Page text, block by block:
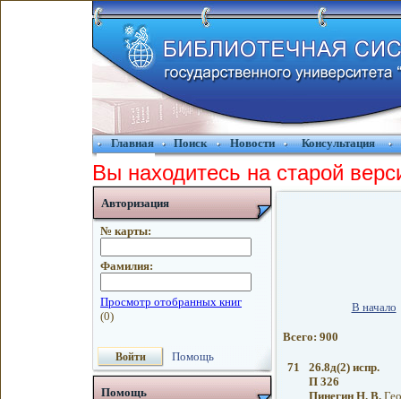
Главная Поиск Новости Консультация
Вы находитесь на старой
Авторизация
№ карты:
Фамилия:
Помощь
Помощь
В начало
Всего: 900
71
26.8д(2) испр.
П 326
Пинегин Н. В.